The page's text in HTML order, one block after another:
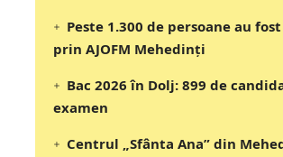
Peste 1.300 de persoane au
prin AJOFM Mehedinți
Bac 2026 în Dolj: 899 de
examen
Centrul „Sfânta Ana” din